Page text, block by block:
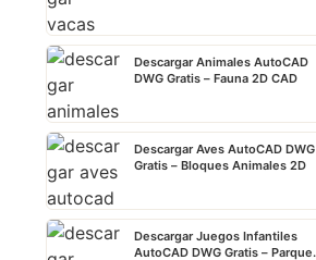
Descargar Animales AutoCAD
DWG Gratis – Fauna 2D CAD
Descargar Aves AutoCAD DWG
Gratis – Bloques Animales 2D
Descargar Juegos Infantiles
AutoCAD DWG Gratis – Parque